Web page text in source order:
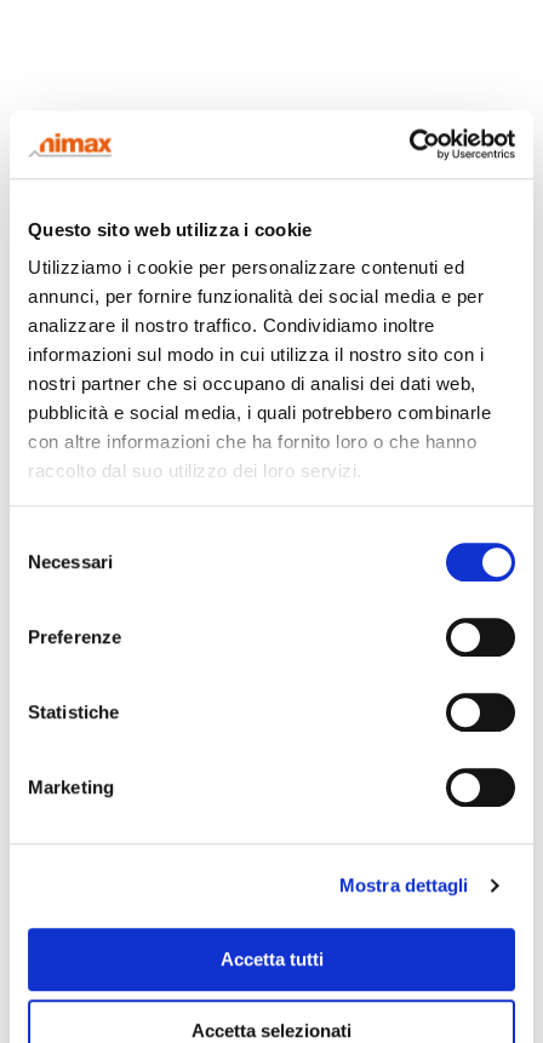
Questo sito web utilizza i cookie
Utilizziamo i cookie per personalizzare contenuti ed
annunci, per fornire funzionalità dei social media e per
analizzare il nostro traffico. Condividiamo inoltre
informazioni sul modo in cui utilizza il nostro sito con i
nostri partner che si occupano di analisi dei dati web,
pubblicità e social media, i quali potrebbero combinarle
con altre informazioni che ha fornito loro o che hanno
raccolto dal suo utilizzo dei loro servizi.
delNecessari
Preferenze
Statistiche
Marketing
Mostra dettagli
Accetta tutti
Accetta selezionati